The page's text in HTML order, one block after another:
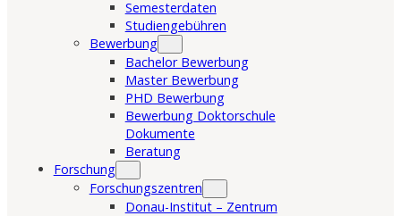
Semesterdaten
Studiengebühren
Bewerbung
Bachelor Bewerbung
Master Bewerbung
PHD Bewerbung
Bewerbung Doktorschule
Dokumente
Beratung
Forschung
Forschungszentren
Donau-Institut – Zentrum